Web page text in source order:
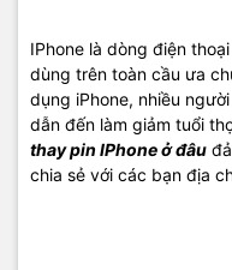
IPhone là dòng điện
dùng trên toàn cầu ưa
dụng iPhone, nhiều
dẫn đến làm giảm tuổi
thay pin IPhone ở đâu
chia sẻ với các bạn địa